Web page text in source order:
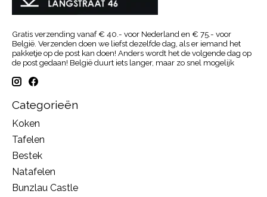
Gratis verzending vanaf € 40.- voor Nederland en € 75.- voor
België. Verzenden doen we liefst dezelfde dag, als er iemand het
pakketje op de post kan doen! Anders wordt het de volgende dag op
de post gedaan! België duurt iets langer, maar zo snel mogelijk
Categorieën
Koken
Tafelen
Bestek
Natafelen
Bunzlau Castle